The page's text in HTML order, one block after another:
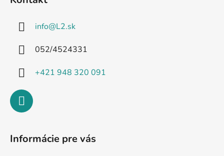
info@L2.sk
052/4524331
+421 948 320 091
Informácie pre vás